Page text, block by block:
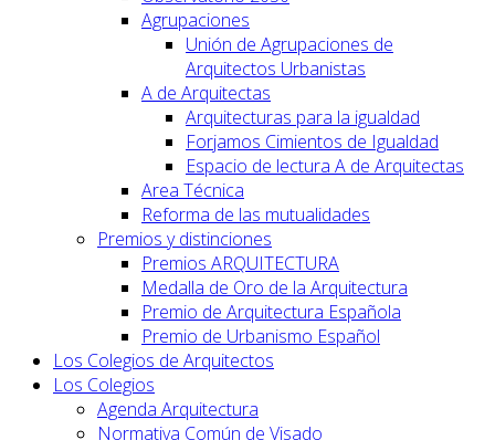
Agrupaciones
Unión de Agrupaciones de
Arquitectos Urbanistas
A de Arquitectas
Arquitecturas para la igualdad
Forjamos Cimientos de Igualdad
Espacio de lectura A de Arquitectas
Area Técnica
Reforma de las mutualidades
Premios y distinciones
Premios ARQUITECTURA
Medalla de Oro de la Arquitectura
Premio de Arquitectura Española
Premio de Urbanismo Español
Los Colegios de Arquitectos
Los Colegios
Agenda Arquitectura
Normativa Común de Visado